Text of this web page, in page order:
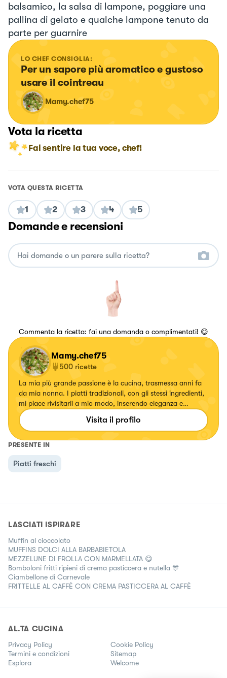
balsamico, la salsa di lampone, poggiare una
pallina di gelato e qualche lampone tenuto da
parte per guarnire
LO CHEF CONSIGLIA:
Per un sapore più aromatico e gustoso
usare il cointreau
Mamy.chef75
Vota la ricetta
Fai sentire la tua voce, chef!
VOTA QUESTA RICETTA
1 2 3 4 5
Domande e recensioni
Commenta la ricetta: fai una domanda o complimentati! 😋
Mamy.chef75
500 ricette
La mia più grande passione è la cucina, trasmessa anni fa
da mia nonna. I piatti tradizionali, con gli stessi ingredienti,
mi piace rivisitarli a mio modo, inserendo eleganza e
specialmente colori. Ogni volta che creo un piatto mi
emoziono e vorrei tanto emozionare anche voi.
Visita il profilo
PRESENTE IN
Piatti freschi
LASCIATI ISPIRARE
Muffin al cioccolato
MUFFINS DOLCI ALLA BARBABIETOLA
MEZZELUNE DI FROLLA CON MARMELLATA 😋
Bomboloni fritti ripieni di crema pasticcera e nutella 🎊
Ciambellone di Carnevale
FRITTELLE AL CAFFÈ CON CREMA PASTICCERA AL CAFFÈ
AL.TA CUCINA
Privacy Policy
Cookie Policy
Termini e condizioni
Sitemap
Esplora
Welcome